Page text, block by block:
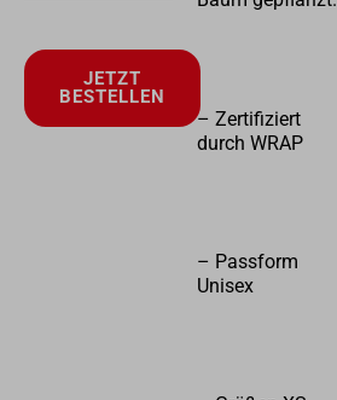
JETZT
BESTELLEN
– Zertifiziert
durch WRAP
– Passform
Unisex